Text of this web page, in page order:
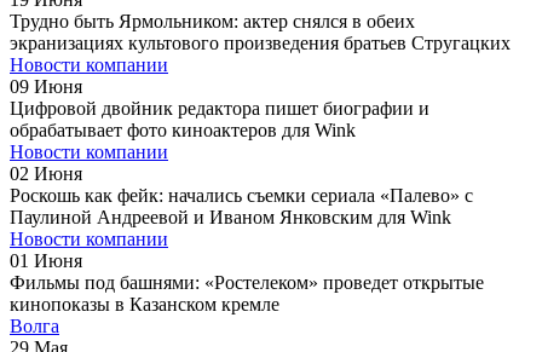
Трудно быть Ярмольником: актер снялся в обеих
экранизациях культового произведения братьев Стругацких
Новости компании
09 Июня
Цифровой двойник редактора пишет биографии и
обрабатывает фото киноактеров для Wink
Новости компании
02 Июня
Роскошь как фейк: начались съемки сериала «Палево» с
Паулиной Андреевой и Иваном Янковским для Wink
Новости компании
01 Июня
Фильмы под башнями: «Ростелеком» проведет открытые
кинопоказы в Казанском кремле
Волга
29 Мая